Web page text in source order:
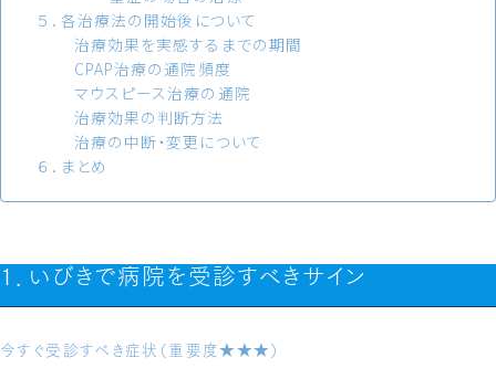
５．各治療法の開始後について
治療効果を実感するまでの期間
CPAP治療の通院頻度
マウスピース治療の通院
治療効果の判断方法
治療の中断・変更について
６．まとめ
１．いびきで病院を受診すべきサイン
今すぐ受診すべき症状（重要度★★★）